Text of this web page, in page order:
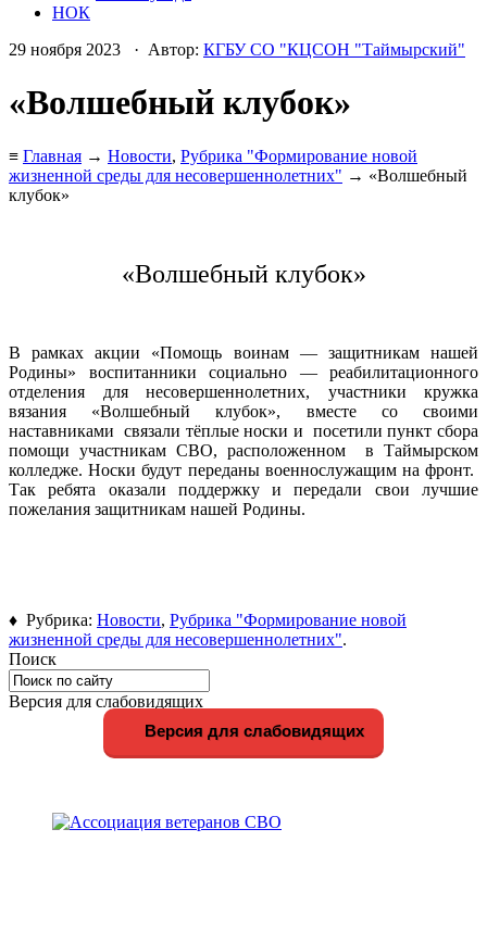
НОК
29 ноября 2023 · Автор: КГБУ СО "КЦСОН "Таймырский"
«Волшебный клубок»
≡ Главная → Новости, Рубрика "Формирование новой
жизненной среды для несовершеннолетних" → «Волшебный
клубок»
«Волшебный клубок»
В рамках акции «Помощь воинам — защитникам нашей
Родины» воспитанники социально — реабилитационного
отделения для несовершеннолетних, участники кружка
вязания «Волшебный клубок», вместе со своими
наставниками связали тёплые носки и посетили пункт сбора
помощи участникам СВО, расположенном в Таймырском
колледже. Носки будут переданы военнослужащим на фронт.
Так ребята оказали поддержку и передали свои лучшие
пожелания защитникам нашей Родины.
♦ Рубрика: Новости, Рубрика "Формирование новой
жизненной среды для несовершеннолетних".
Поиск
Версия для слабовидящих
Версия для слабовидящих